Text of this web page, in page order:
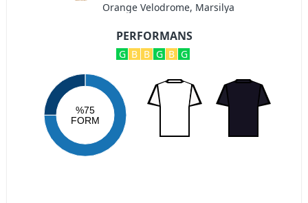
Orange Velodrome, Marsilya
PERFORMANS
G B B G B G
%75
FORM